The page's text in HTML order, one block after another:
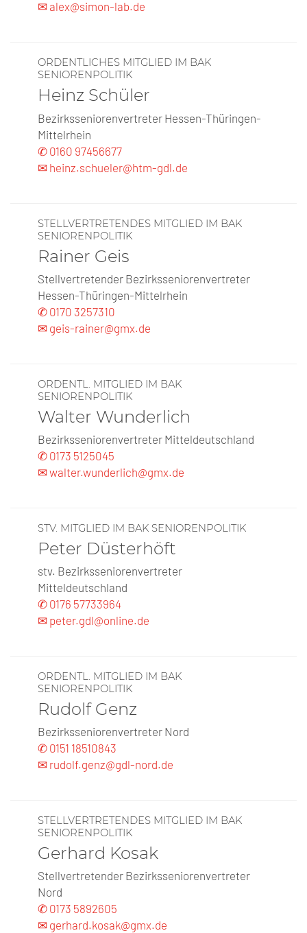
✉ alex@simon-lab.de
ORDENTLICHES MITGLIED IM BAK
SENIORENPOLITIK
Heinz Schüler
Bezirksseniorenvertreter Hessen-Thüringen-
Mittelrhein
✆ 0160 97456677
✉ heinz.schueler@htm-gdl.de
STELLVERTRETENDES MITGLIED IM BAK
SENIORENPOLITIK
Rainer Geis
Stellvertretender Bezirksseniorenvertreter
Hessen-Thüringen-Mittelrhein
✆ 0170 3257310
✉ geis-rainer@gmx.de
ORDENTL. MITGLIED IM BAK
SENIORENPOLITIK
Walter Wunderlich
Bezirksseniorenvertreter Mitteldeutschland
✆ 0173 5125045
✉ walter.wunderlich@gmx.de
STV. MITGLIED IM BAK SENIORENPOLITIK
Peter Düsterhöft
stv. Bezirksseniorenvertreter
Mitteldeutschland
✆ 0176 57733964
✉ peter.gdl@online.de
ORDENTL. MITGLIED IM BAK
SENIORENPOLITIK
Rudolf Genz
Bezirksseniorenvertreter Nord
✆ 0151 18510843
✉ rudolf.genz@gdl-nord.de
STELLVERTRETENDES MITGLIED IM BAK
SENIORENPOLITIK
Gerhard Kosak
Stellvertretender Bezirksseniorenvertreter
Nord
✆ 0173 5892605
✉ gerhard.kosak@gmx.de